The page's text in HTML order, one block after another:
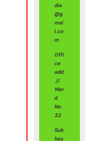
dia
@g
mai
l.co
m
Offi
ce
add
.//
War
d
No.
32
Sub
has